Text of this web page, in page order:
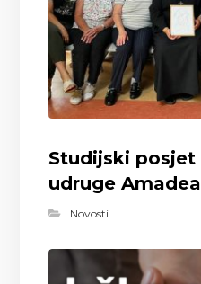
Studijski posjet
udruge
Novosti